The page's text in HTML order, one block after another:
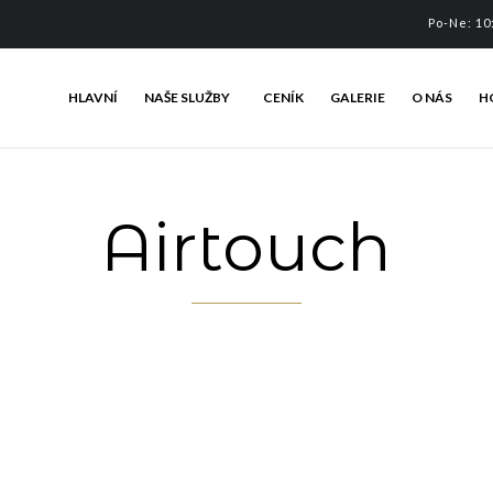
Po-Ne:
HLAVNÍ NAŠE SLUŽBY CENÍK GALERIE O NÁS
Airtouch